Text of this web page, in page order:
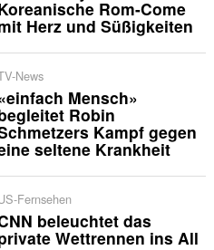
Rom-Come
Herz und Süßigkeiten
News
Mensch»
Robin
Kampf gegen
seltene Krankheit
Fernsehen
beleuchtet das
Wettrennen ins All